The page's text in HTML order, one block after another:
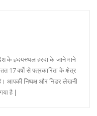
के ह्र्दयस्थल हरदा के जाने माने
17 वर्षो से पत्रकारिता के क्षेत्र
आपकी निष्पक्ष और निडर लेखनी
है |